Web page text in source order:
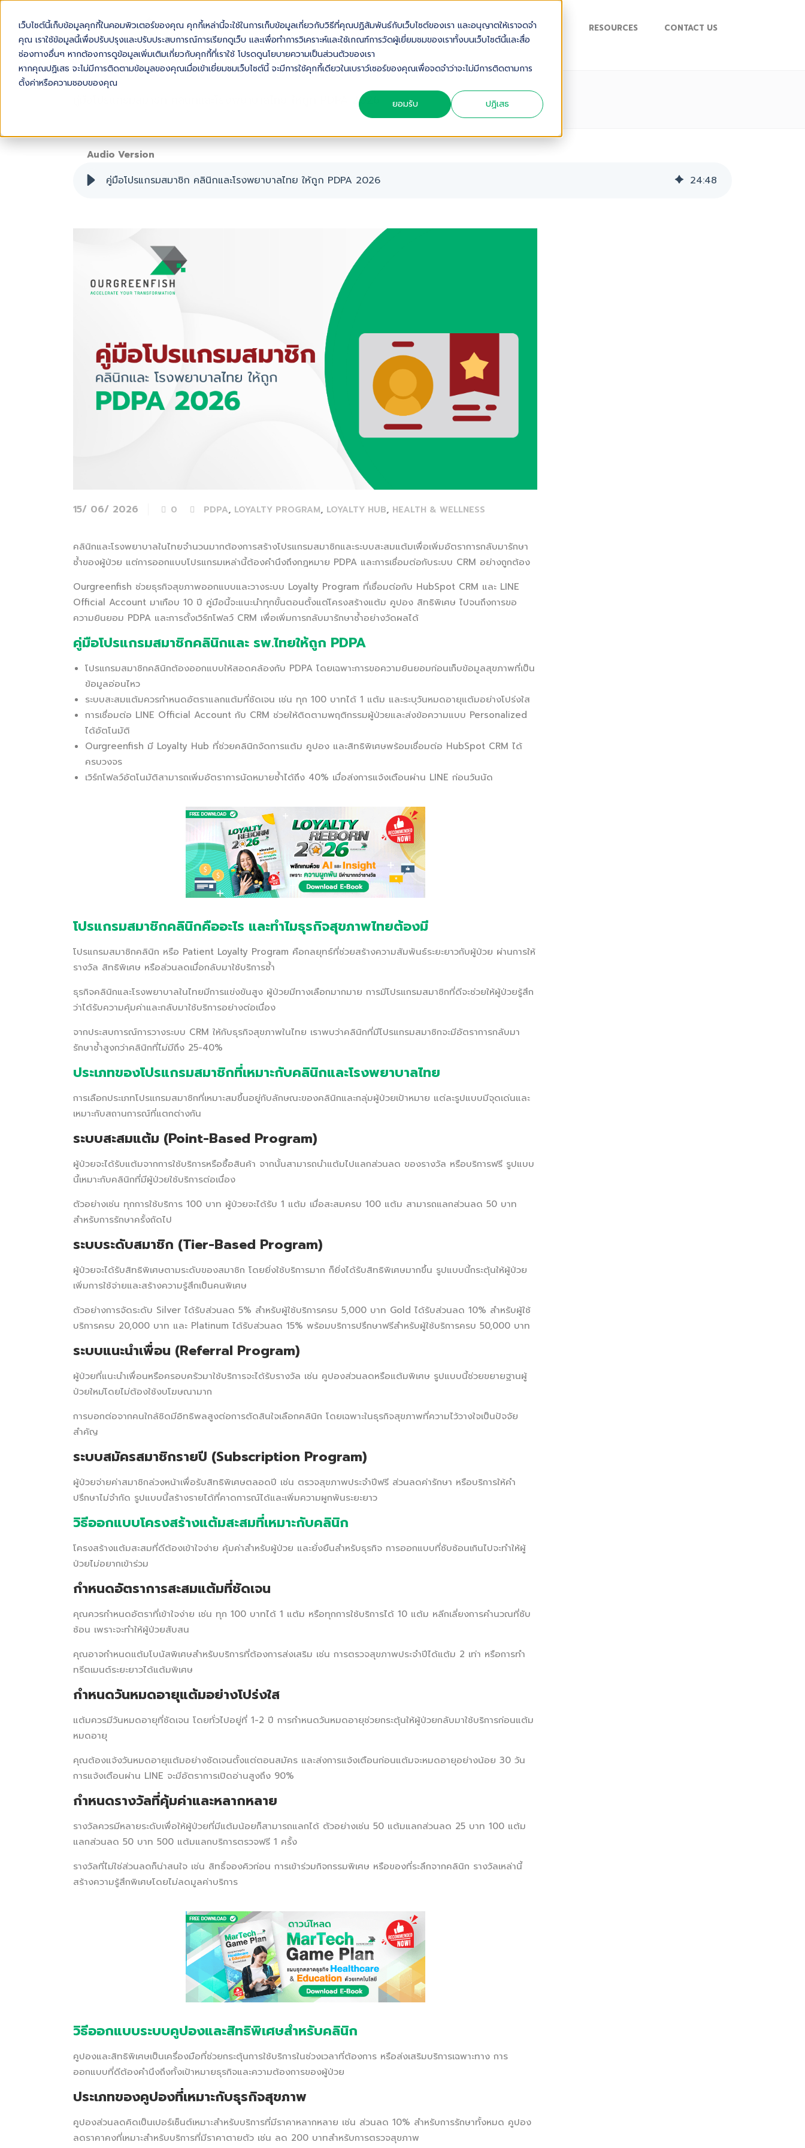
เว็บไซต์นี้เก็บข้อมูลคุกกี้ในคอมพิวเตอร์ของคุณ คุกกี้เหล่านี้จะใช้ในการเก็บข้อมูลเกี่ยวกับวิธีที่คุณปฏิสัมพันธ์กับเว็บไซต์ของเรา และอนุญาตให้เราจดจำ
คุณ เราใช้ข้อมูลนี้เพื่อปรับปรุงและปรับประสบการณ์การเรียกดูเว็บ และเพื่อทำการวิเคราะห์และใช้เกณฑ์การวัดผู้เยี่ยมชมของเราทั้งบนเว็บไซต์นี้และสื่อ
ช่องทางอื่นๆ หากต้องการดูข้อมูลเพิ่มเติมเกี่ยวกับคุกกี้ที่เราใช้ โปรดดูนโยบายความเป็นส่วนตัวของเรา
หากคุณปฏิเสธ จะไม่มีการติดตามข้อมูลของคุณเมื่อเข้าเยี่ยมชมเว็บไซต์นี้ จะมีการใช้คุกกี้เดียวในเบราว์เซอร์ของคุณเพื่อจดจำว่าจะไม่มีการติดตามการ
ตั้งค่าหรือความชอบของคุณ
ยอมรับ
ปฏิเสธ
ABOUT US SOLUTIONS INDUSTRIES SERVICES & SUPPORT RESOURCES CONTACT US
คู่มือโปรแกรมสมาชิก คลินิกและโรงพยาบาลไทย ให้ถูก PDPA 2026
Audio Version
คู่มือโปรแกรมสมาชิก คลินิกและโรงพยาบาลไทย ให้ถูก PDPA 2026 24:48
15/ 06/ 2026 0 PDPA, LOYALTY PROGRAM, LOYALTY HUB, HEALTH & WELLNESS
คลินิกและโรงพยาบาลในไทยจำนวนมากต้องการสร้างโปรแกรมสมาชิกและระบบสะสมแต้มเพื่อเพิ่มอัตราการกลับมารักษา
ซ้ำของผู้ป่วย แต่การออกแบบโปรแกรมเหล่านี้ต้องคำนึงถึงกฎหมาย PDPA และการเชื่อมต่อกับระบบ CRM อย่างถูกต้อง
Ourgreenfish ช่วยธุรกิจสุขภาพออกแบบและวางระบบ Loyalty Program ที่เชื่อมต่อกับ HubSpot CRM และ LINE
Official Account มาเกือบ 10 ปี คู่มือนี้จะแนะนำทุกขั้นตอนตั้งแต่โครงสร้างแต้ม คูปอง สิทธิพิเศษ ไปจนถึงการขอ
ความยินยอม PDPA และการตั้งเวิร์กโฟลว์ CRM เพื่อเพิ่มการกลับมารักษาซ้ำอย่างวัดผลได้
คู่มือโปรแกรมสมาชิกคลินิกและ รพ.ไทยให้ถูก PDPA
โปรแกรมสมาชิกคลินิกต้องออกแบบให้สอดคล้องกับ PDPA โดยเฉพาะการขอความยินยอมก่อนเก็บข้อมูลสุขภาพที่เป็น
ข้อมูลอ่อนไหว
ระบบสะสมแต้มควรกำหนดอัตราแลกแต้มที่ชัดเจน เช่น ทุก 100 บาทได้ 1 แต้ม และระบุวันหมดอายุแต้มอย่างโปร่งใส
การเชื่อมต่อ LINE Official Account กับ CRM ช่วยให้ติดตามพฤติกรรมผู้ป่วยและส่งข้อความแบบ Personalized
ได้อัตโนมัติ
Ourgreenfish มี Loyalty Hub ที่ช่วยคลินิกจัดการแต้ม คูปอง และสิทธิพิเศษพร้อมเชื่อมต่อ HubSpot CRM ได้
ครบวงจร
เวิร์กโฟลว์อัตโนมัติสามารถเพิ่มอัตราการนัดหมายซ้ำได้ถึง 40% เมื่อส่งการแจ้งเตือนผ่าน LINE ก่อนวันนัด
โปรแกรมสมาชิกคลินิกคืออะไร และทำไมธุรกิจสุขภาพไทยต้องมี
โปรแกรมสมาชิกคลินิก หรือ Patient Loyalty Program คือกลยุทธ์ที่ช่วยสร้างความสัมพันธ์ระยะยาวกับผู้ป่วย ผ่านการให้
รางวัล สิทธิพิเศษ หรือส่วนลดเมื่อกลับมาใช้บริการซ้ำ
ธุรกิจคลินิกและโรงพยาบาลในไทยมีการแข่งขันสูง ผู้ป่วยมีทางเลือกมากมาย การมีโปรแกรมสมาชิกที่ดีจะช่วยให้ผู้ป่วยรู้สึก
ว่าได้รับความคุ้มค่าและกลับมาใช้บริการอย่างต่อเนื่อง
จากประสบการณ์การวางระบบ CRM ให้กับธุรกิจสุขภาพในไทย เราพบว่าคลินิกที่มีโปรแกรมสมาชิกจะมีอัตราการกลับมา
รักษาซ้ำสูงกว่าคลินิกที่ไม่มีถึง 25-40%
ประเภทของโปรแกรมสมาชิกที่เหมาะกับคลินิกและโรงพยาบาลไทย
การเลือกประเภทโปรแกรมสมาชิกที่เหมาะสมขึ้นอยู่กับลักษณะของคลินิกและกลุ่มผู้ป่วยเป้าหมาย แต่ละรูปแบบมีจุดเด่นและ
เหมาะกับสถานการณ์ที่แตกต่างกัน
ระบบสะสมแต้ม (Point-Based Program)
ผู้ป่วยจะได้รับแต้มจากการใช้บริการหรือซื้อสินค้า จากนั้นสามารถนำแต้มไปแลกส่วนลด ของรางวัล หรือบริการฟรี รูปแบบ
นี้เหมาะกับคลินิกที่มีผู้ป่วยใช้บริการต่อเนื่อง
ตัวอย่างเช่น ทุกการใช้บริการ 100 บาท ผู้ป่วยจะได้รับ 1 แต้ม เมื่อสะสมครบ 100 แต้ม สามารถแลกส่วนลด 50 บาท
สำหรับการรักษาครั้งถัดไป
ระบบระดับสมาชิก (Tier-Based Program)
ผู้ป่วยจะได้รับสิทธิพิเศษตามระดับของสมาชิก โดยยิ่งใช้บริการมาก ก็ยิ่งได้รับสิทธิพิเศษมากขึ้น รูปแบบนี้กระตุ้นให้ผู้ป่วย
เพิ่มการใช้จ่ายและสร้างความรู้สึกเป็นคนพิเศษ
ตัวอย่างการจัดระดับ Silver ได้รับส่วนลด 5% สำหรับผู้ใช้บริการครบ 5,000 บาท Gold ได้รับส่วนลด 10% สำหรับผู้ใช้
บริการครบ 20,000 บาท และ Platinum ได้รับส่วนลด 15% พร้อมบริการปรึกษาฟรีสำหรับผู้ใช้บริการครบ 50,000 บาท
ระบบแนะนำเพื่อน (Referral Program)
ผู้ป่วยที่แนะนำเพื่อนหรือครอบครัวมาใช้บริการจะได้รับรางวัล เช่น คูปองส่วนลดหรือแต้มพิเศษ รูปแบบนี้ช่วยขยายฐานผู้
ป่วยใหม่โดยไม่ต้องใช้งบโฆษณามาก
การบอกต่อจากคนใกล้ชิดมีอิทธิพลสูงต่อการตัดสินใจเลือกคลินิก โดยเฉพาะในธุรกิจสุขภาพที่ความไว้วางใจเป็นปัจจัย
สำคัญ
ระบบสมัครสมาชิกรายปี (Subscription Program)
ผู้ป่วยจ่ายค่าสมาชิกล่วงหน้าเพื่อรับสิทธิพิเศษตลอดปี เช่น ตรวจสุขภาพประจำปีฟรี ส่วนลดค่ารักษา หรือบริการให้คำ
ปรึกษาไม่จำกัด รูปแบบนี้สร้างรายได้ที่คาดการณ์ได้และเพิ่มความผูกพันระยะยาว
วิธีออกแบบโครงสร้างแต้มสะสมที่เหมาะกับคลินิก
โครงสร้างแต้มสะสมที่ดีต้องเข้าใจง่าย คุ้มค่าสำหรับผู้ป่วย และยั่งยืนสำหรับธุรกิจ การออกแบบที่ซับซ้อนเกินไปจะทำให้ผู้
ป่วยไม่อยากเข้าร่วม
กำหนดอัตราการสะสมแต้มที่ชัดเจน
คุณควรกำหนดอัตราที่เข้าใจง่าย เช่น ทุก 100 บาทได้ 1 แต้ม หรือทุกการใช้บริการได้ 10 แต้ม หลีกเลี่ยงการคำนวณที่ซับ
ซ้อน เพราะจะทำให้ผู้ป่วยสับสน
คุณอาจกำหนดแต้มโบนัสพิเศษสำหรับบริการที่ต้องการส่งเสริม เช่น การตรวจสุขภาพประจำปีได้แต้ม 2 เท่า หรือการทำ
ทรีตเมนต์ระยะยาวได้แต้มพิเศษ
กำหนดวันหมดอายุแต้มอย่างโปร่งใส
แต้มควรมีวันหมดอายุที่ชัดเจน โดยทั่วไปอยู่ที่ 1-2 ปี การกำหนดวันหมดอายุช่วยกระตุ้นให้ผู้ป่วยกลับมาใช้บริการก่อนแต้ม
หมดอายุ
คุณต้องแจ้งวันหมดอายุแต้มอย่างชัดเจนตั้งแต่ตอนสมัคร และส่งการแจ้งเตือนก่อนแต้มจะหมดอายุอย่างน้อย 30 วัน
การแจ้งเตือนผ่าน LINE จะมีอัตราการเปิดอ่านสูงถึง 90%
กำหนดรางวัลที่คุ้มค่าและหลากหลาย
รางวัลควรมีหลายระดับเพื่อให้ผู้ป่วยที่มีแต้มน้อยก็สามารถแลกได้ ตัวอย่างเช่น 50 แต้มแลกส่วนลด 25 บาท 100 แต้ม
แลกส่วนลด 50 บาท 500 แต้มแลกบริการตรวจฟรี 1 ครั้ง
รางวัลที่ไม่ใช่ส่วนลดก็น่าสนใจ เช่น สิทธิ์จองคิวก่อน การเข้าร่วมกิจกรรมพิเศษ หรือของที่ระลึกจากคลินิก รางวัลเหล่านี้
สร้างความรู้สึกพิเศษโดยไม่ลดมูลค่าบริการ
วิธีออกแบบระบบคูปองและสิทธิพิเศษสำหรับคลินิก
คูปองและสิทธิพิเศษเป็นเครื่องมือที่ช่วยกระตุ้นการใช้บริการในช่วงเวลาที่ต้องการ หรือส่งเสริมบริการเฉพาะทาง การ
ออกแบบที่ดีต้องคำนึงถึงทั้งเป้าหมายธุรกิจและความต้องการของผู้ป่วย
ประเภทของคูปองที่เหมาะกับธุรกิจสุขภาพ
คูปองส่วนลดคิดเป็นเปอร์เซ็นต์เหมาะสำหรับบริการที่มีราคาหลากหลาย เช่น ส่วนลด 10% สำหรับการรักษาทั้งหมด คูปอง
ลดราคาคงที่เหมาะสำหรับบริการที่มีราคาตายตัว เช่น ลด 200 บาทสำหรับการตรวจสุขภาพ